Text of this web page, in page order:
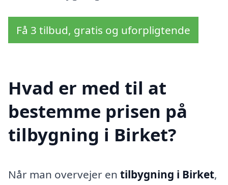
Få 3 tilbud, gratis og uforpligtende
Hvad er med til at
bestemme prisen på
tilbygning i Birket?
Når man overvejer en tilbygning i Birket,